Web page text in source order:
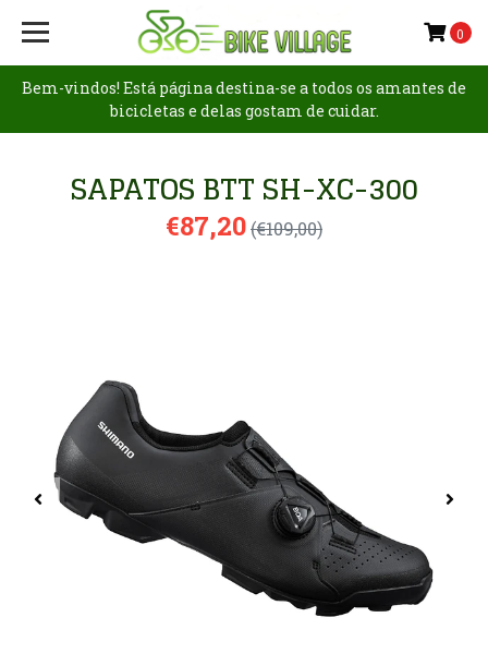
Bem-vindos! Está página destina-se a todos os amantes de
bicicletas e delas gostam de cuidar.
0
SAPATOS BTT SH-XC-300
€87,20(€109,00)